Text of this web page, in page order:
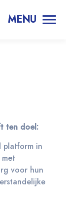
MENU
ten doel:
platform in
voor hun